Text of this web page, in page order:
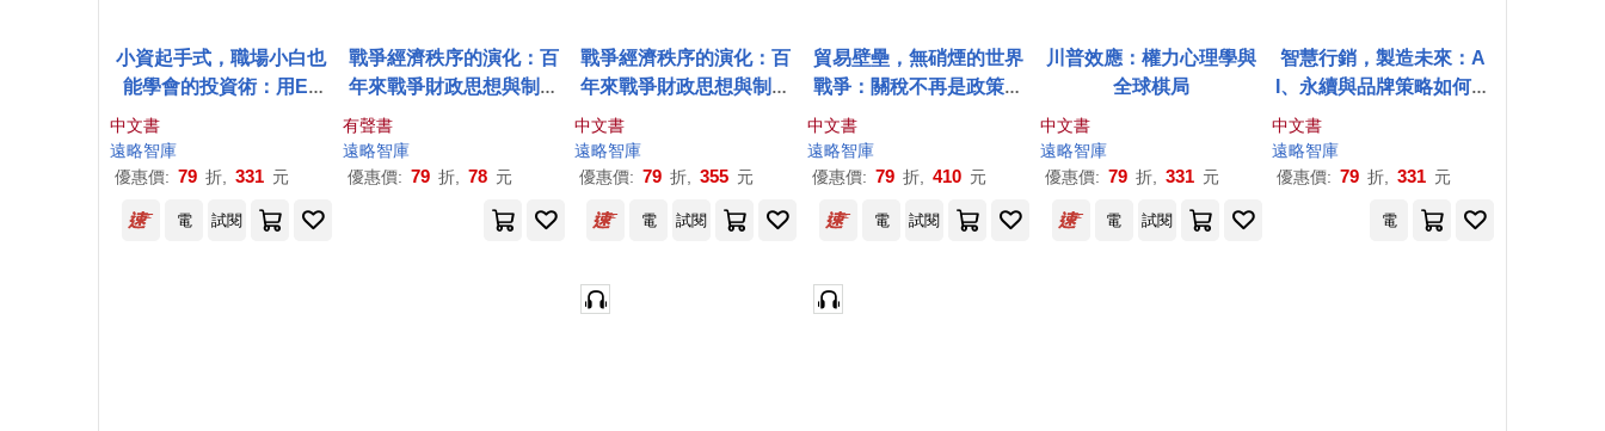
小資起手式，職場小白也
能學會的投資術：用ET
F、預算管理與收支平衡，
擺脫月光焦慮，建立穩固
財務體質
中文書
遠略智庫
優惠價: 79 折, 331 元
戰爭經濟秩序的演化：百
年來戰爭財政思想與制度
動員的轉變 (有聲書)
有聲書
遠略智庫
優惠價: 79 折, 78 元
戰爭經濟秩序的演化：百
年來戰爭財政思想與制度
中文書
遠略智庫
優惠價: 79 折, 355 元
貿易壁壘，無硝煙的世界
戰爭：關稅不再是政策，
是武器；貿易不再是交
流，是壓制；臺灣，該如
何不在戰場中失語?
中文書
遠略智庫
優惠價: 79 折, 410 元
川普效應：權力心理學與
全球棋局
中文書
遠略智庫
優惠價: 79 折, 331 元
智慧行銷，製造未來：A
I、永續與品牌策略如何改
變工業品的市場邏輯
中文書
遠略智庫
優惠價: 79 折, 331 元
電 試閱 電 試閱 電 試閱 電 試閱 電